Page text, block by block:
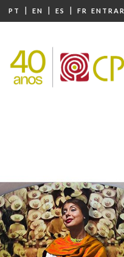
PT | EN | ES | FR ENTRAR